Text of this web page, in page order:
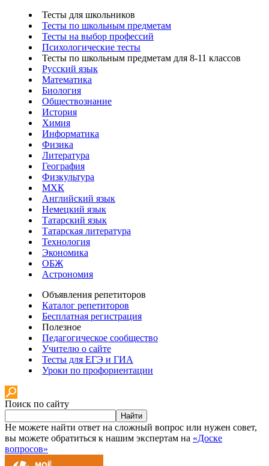
Тесты для школьников
Тесты по школьным предметам
Тесты на выбор профессий
Психологические тесты
Тесты по школьным предметам для 8-11 классов
Русский язык
Математика
Биология
Обществознание
История
Химия
Информатика
Физика
Литература
География
Физкультура
МХК
Английский язык
Немецкий язык
Татарский язык
Татарская литература
Технология
Экономика
ОБЖ
Астрономия
Объявления репетиторов
Каталог репетиторов
Бесплатная регистрация
Полезное
Педагогическое сообщество
Учителю о сайте
Тесты для ЕГЭ и ГИА
Уроки по профориентации
Поиск по сайту
Найти
Не можете найти ответ на сложный вопрос или нужен совет,
вы можете обратиться к нашим экспертам на «Доске
вопросов»